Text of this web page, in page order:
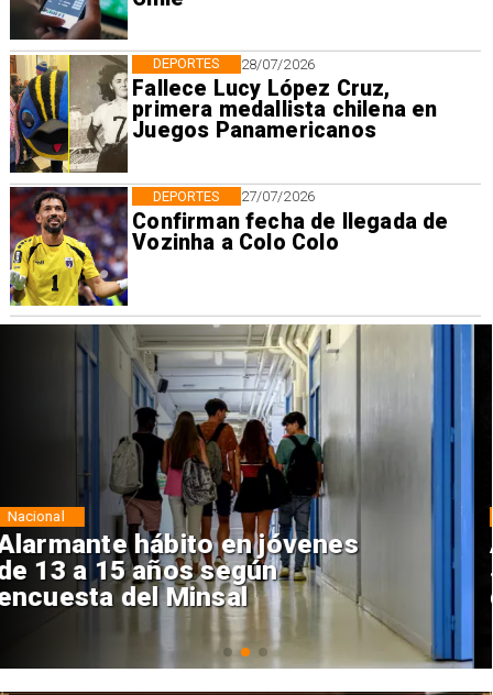
28/07/2026
Fallece Lucy López Cruz,
primera medallista chilena en
Juegos Panamericanos
DEPORTES
27/07/2026
Confirman fecha de llegada de
Vozinha a Colo Colo
DEPORTES
Aprueban creación del Parque
Sebastián Piñera con inversión
de $4 mil millones
Regiones